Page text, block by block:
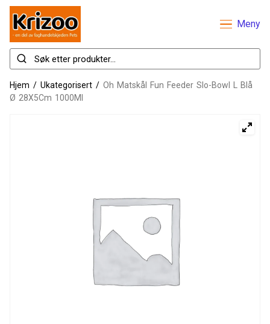
Meny
Hjem / Ukategorisert / Oh Matskål Fun Feeder Slo-Bowl L Blå
Ø 28X5Cm 1000Ml